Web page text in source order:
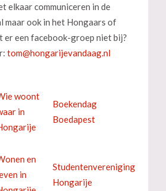
elkaar communiceren in de
maar ook in het Hongaars of
er een facebook-groep niet bij?
woont
in
Boekendag
Boedapest
en
in
Studentenvereniging
Hongarije